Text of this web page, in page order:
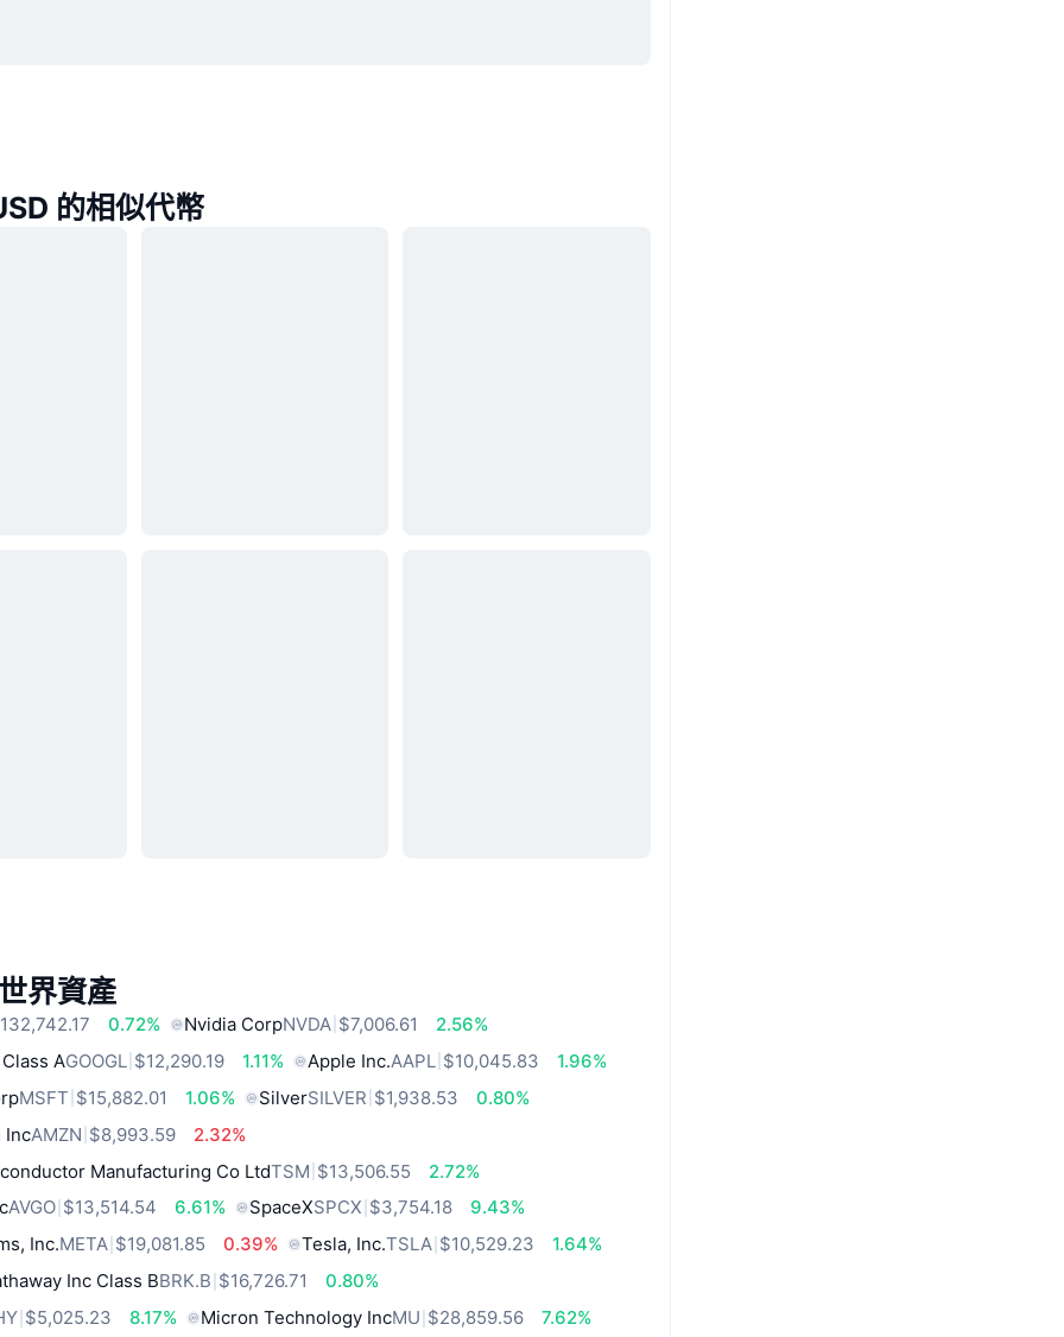
的相似代幣
界資產
0.72% Nvidia CorpNVDA $7,006.61
2.56%
AGOOGL $12,290.19 1.11% Apple Inc.AAPL $10,045.83
1.96%
MSFT $15,882.01 1.06% SilverSILVER $1,938.53
0.80%
IncAMZN $8,993.59
2.32%
Manufacturing Co LtdTSM $13,506.55
2.72%
AVGO $13,514.54 6.61% SpaceXSPCX $3,754.18
9.43%
Inc.META $19,081.85 0.39% Tesla, Inc.TSLA $10,529.23
1.64%
Inc Class BBRK.B $16,726.71
0.80%
$5,025.23 8.17% Micron Technology IncMU $28,859.56 7.62%